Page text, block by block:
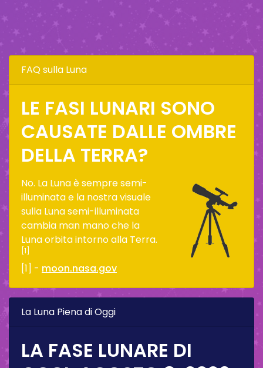
FAQ sulla Luna
LE FASI LUNARI SONO
CAUSATE DALLE OMBRE
DELLA TERRA?
No. La Luna è sempre semi-
illuminata e la nostra visuale
sulla Luna semi-illuminata
cambia man mano che la
Luna orbita intorno alla Terra.
[1]
[1] - moon.nasa.gov
La Luna Piena di Oggi
LA FASE LUNARE DI